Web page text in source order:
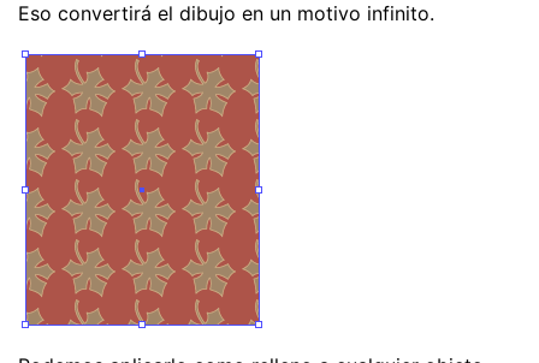
Eso convertirá el dibujo en un motivo infinito.